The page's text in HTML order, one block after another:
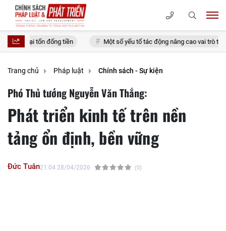
tiền Một số yếu tố tác động nâng cao vai trò thanh niên quân đội
Trang chủ Pháp luật Chính sách - Sự kiện
Phó Thủ tướng Nguyễn Văn Thắng:
Phát triển kinh tế trên nền
tảng ổn định, bền vững
Đức Tuân21:04 28/04/2026 (0)